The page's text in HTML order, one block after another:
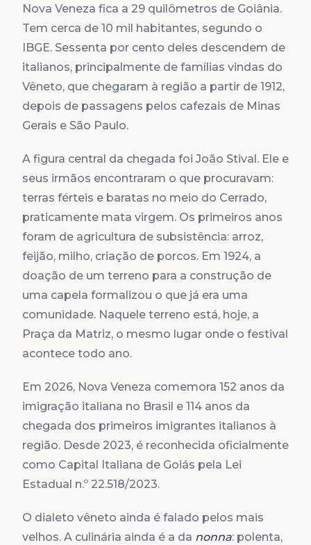
Nova Veneza fica a 29 quilômetros de Goiânia.
Tem cerca de 10 mil habitantes, segundo o
IBGE. Sessenta por cento deles descendem de
italianos, principalmente de famílias vindas do
Vêneto, que chegaram à região a partir de 1912,
depois de passagens pelos cafezais de Minas
Gerais e São Paulo.
A figura central da chegada foi João Stival. Ele e
seus irmãos encontraram o que procuravam:
terras férteis e baratas no meio do Cerrado,
praticamente mata virgem. Os primeiros anos
foram de agricultura de subsistência: arroz,
feijão, milho, criação de porcos. Em 1924, a
doação de um terreno para a construção de
uma capela formalizou o que já era uma
comunidade. Naquele terreno está, hoje, a
Praça da Matriz, o mesmo lugar onde o festival
acontece todo ano.
Em 2026, Nova Veneza comemora 152 anos da
imigração italiana no Brasil e 114 anos da
chegada dos primeiros imigrantes italianos à
região. Desde 2023, é reconhecida oficialmente
como Capital Italiana de Goiás pela Lei
Estadual n.º 22.518/2023.
O dialeto vêneto ainda é falado pelos mais
velhos. A culinária ainda é a da nonna: polenta,